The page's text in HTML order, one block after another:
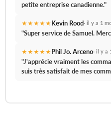
petite entreprise canadienne."
★★★★★Kevin Rood· il y a 1
"Super service de Samuel.
★★★★★Phil Jo. Arceno· il y a
"J'apprécie vraiment les
suis très satisfait de mes